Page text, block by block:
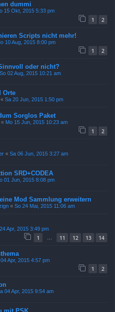
dummi
15 Okt, 2015 5:33 pm
1 2
Scripts nicht mehr!
10 Aug, 2015 8:00 pm
1 2
oder nicht?
So 02 Aug, 2015 10:21 am
Orte
« Sa 20 Jun, 2015 1:50 pm
Sorglos Paket
« Mo 15 Jun, 2015 10:23 am
1 2
« Sa 06 Jun, 2015 3:27 am
SRD+CODEA
01 Jun, 2015 8:08 pm
Mod Sammlung erweitern
« So 24 Mai, 2015 11:06 am
Apr, 2015 3:49 pm
1 11 12 13 14
Apr, 2015 4:57 pm
1 2
04 Apr, 2015 9:54 am